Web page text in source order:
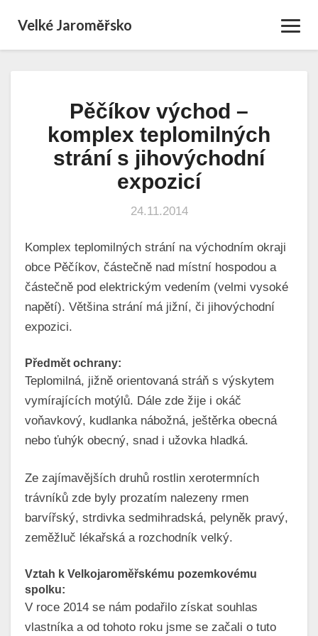
Velké Jaroměřsko
Pěčíkov
východ
–
komplex
teplomilných
strání
jihovýchodní
Pěčíkov východ –
komplex teplomilných
strání s jihovýchodní
expozicí
24.11.2014
Komplex teplomilných strání na východním okraji
obce Pěčíkov, částečně nad místní hospodou a
částečně pod elektrickým vedením (velmi vysoké
napětí). Většina strání má jižní, či jihovýchodní
expozici.
Předmět ochrany:
Teplomilná, jižně orientovaná stráň s výskytem
vymírajících motýlů. Dále zde žije i okáč
voňavkový, kudlanka nábožná, ještěrka obecná
nebo ťuhýk obecný, snad i užovka hladká.
Ze zajímavějších druhů rostlin xerotermních
trávníků zde byly prozatím nalezeny rmen
barvířský, strdivka sedmihradská, pelyněk pravý,
zeměžluč lékařská a rozchodník velký.
Vztah k Velkojaroměřskému pozemkovému
spolku:
V roce 2014 se nám podařilo získat souhlas
vlastníka a od tohoto roku jsme se začali o tuto